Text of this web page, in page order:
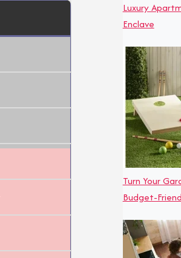
Luxury
Enclave
Turn Your
Budget-